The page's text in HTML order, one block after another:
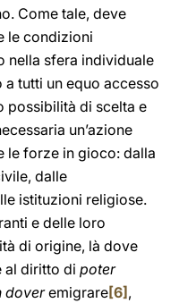
Come tale, deve
le condizioni
nella sfera individuale
tutti un equo accesso
possibilità di scelta e
un’azione
le forze in gioco: dalla
dalle
istituzioni religiose.
e delle loro
di origine, là dove
al diritto di poter
doveremigrare[6] ,